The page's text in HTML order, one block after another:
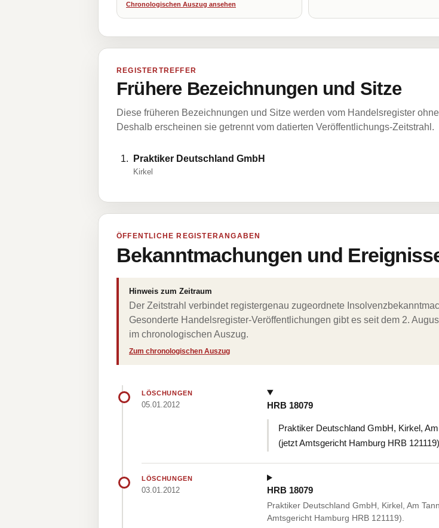
Chronologischen Auszug ansehen
REGISTERTREFFER
Frühere Bezeichnungen und Sitze
Diese früheren Bezeichnungen und Sitze werden vom Handelsregister
Deshalb erscheinen sie getrennt vom datierten Veröffentlichungs-Zeitstrahl.
Praktiker Deutschland GmbH
Kirkel
ÖFFENTLICHE REGISTERANGABEN
Bekanntmachungen und
Hinweis zum Zeitraum
Der Zeitstrahl verbindet registergenau zugeordnete
Gesonderte Handelsregister-Veröffentlichungen gibt es seit dem 2.
im chronologischen Auszug.
Zum chronologischen Auszug
LÖSCHUNGEN
05.01.2012 HRB 18079
Praktiker Deutschland GmbH, Kirkel,
(jetzt Amtsgericht Hamburg HRB
LÖSCHUNGEN
03.01.2012 HRB 18079
Praktiker Deutschland GmbH, Kirkel, Am
Amtsgericht Hamburg HRB 121119).